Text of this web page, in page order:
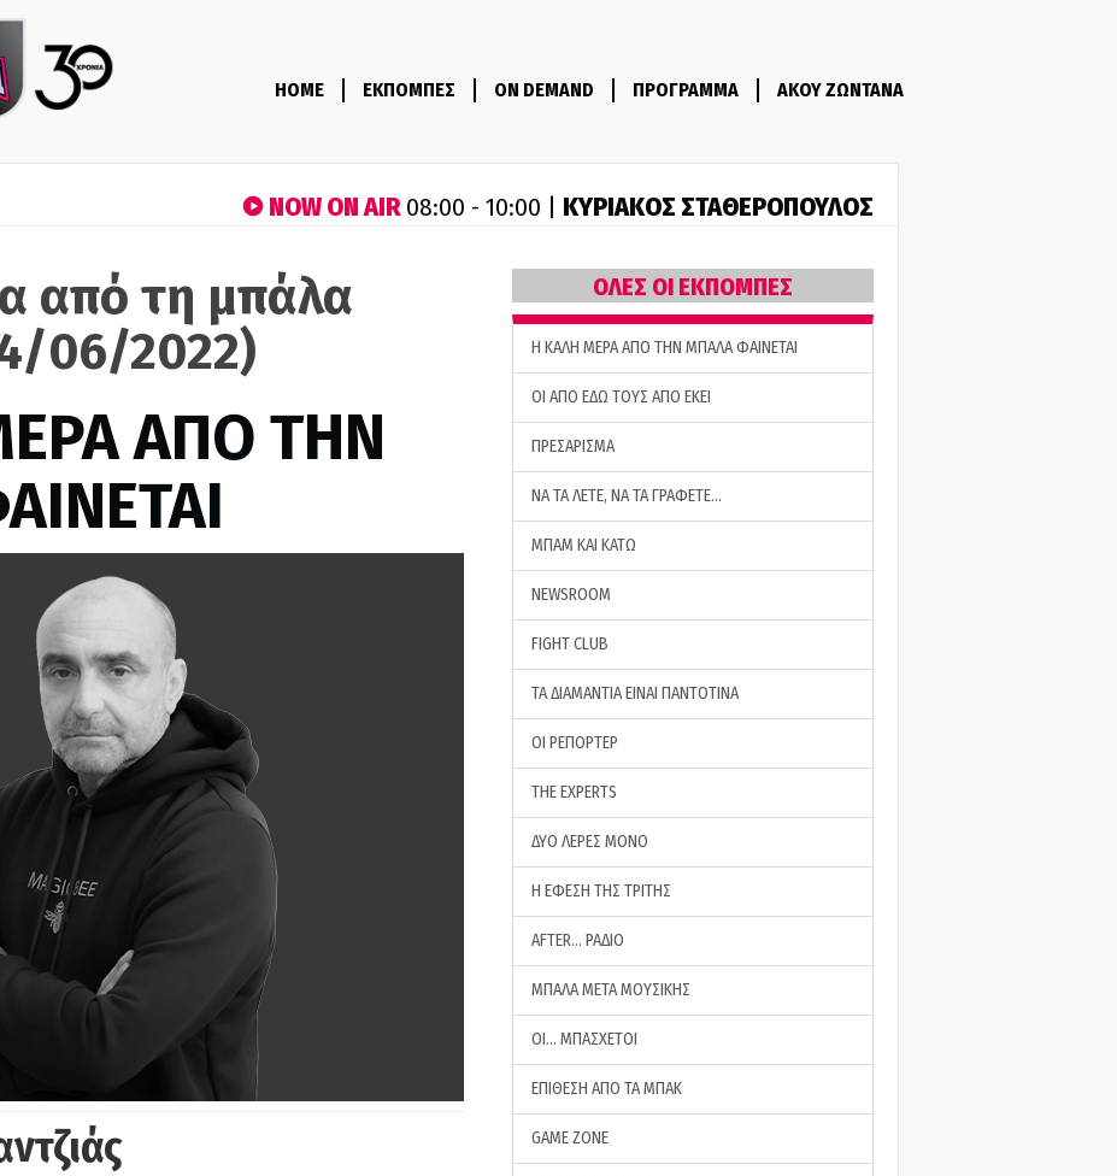
HOME ΕΚΠΟΜΠΕΣ ON DEMAND ΠΡΟΓΡΑΜΜΑ ΑΚΟΥ ΖΩΝΤΑΝΑ
NOW ON AIR08:00 - 10:00 | ΚΥΡΙΑΚΟΣ ΣΤΑΘΕΡΟΠΟΥΛΟΣ
από τη μπάλα
06/2022)
ΑΠΟ ΤΗΝ
ΟΛΕΣ ΟΙ ΕΚΠΟΜΠΕΣ
H ΚΑΛΗ ΜΕΡΑ ΑΠΟ ΤΗΝ ΜΠΑΛΑ ΦΑΙΝΕΤΑΙ
ΟΙ ΑΠΟ ΕΔΩ ΤΟΥΣ ΑΠΟ ΕΚΕΙ
ΠΡΕΣΑΡΙΣΜΑ
ΝΑ ΤΑ ΛΕΤΕ, ΝΑ ΤΑ ΓΡΑΦΕΤΕ…
ΜΠΑΜ ΚΑΙ ΚΑΤΩ
NEWSROOM
FIGHT CLUB
ΤΑ ΔΙΑΜΑΝΤΙΑ ΕΙΝΑΙ ΠΑΝΤΟΤΙΝΑ
ΟΙ ΡΕΠΟΡΤΕΡ
THE EXPERTS
ΔΥΟ ΛΕΡΕΣ ΜΟΝΟ
Η ΕΦΕΣΗ ΤΗΣ ΤΡΙΤΗΣ
AFTER… ΡΑΔΙΟ
ΜΠΑΛΑ ΜΕΤΑ ΜΟΥΣΙΚΗΣ
ΟΙ… ΜΠΑΣΧΕΤΟΙ
ΕΠΙΘΕΣΗ ΑΠΟ ΤΑ ΜΠΑΚ
GAME ZONE